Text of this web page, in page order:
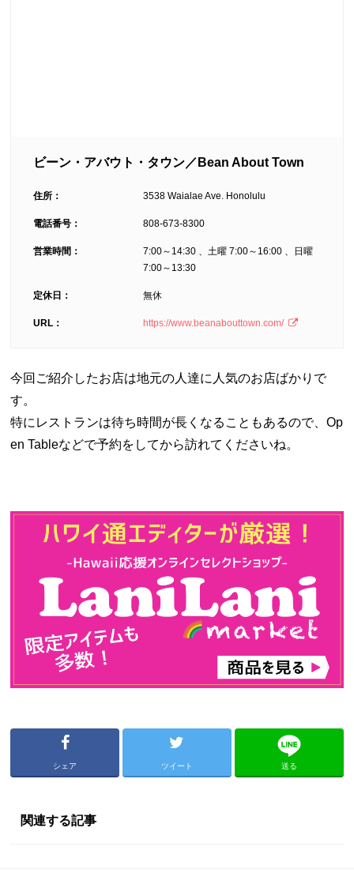
ビーン・アバウト・タウン／Bean About Town
住所： 3538 Waialae Ave. Honolulu
電話番号： 808-673-8300
営業時間：
7:00～14:30 、土曜 7:00～16:00 、日曜
7:00～13:30
定休日： 無休
URL： https://www.beanabouttown.com/
今回ご紹介したお店は地元の人達に人気のお店ばかりで
す。
特にレストランは待ち時間が長くなることもあるので、Op
en Tableなどで予約をしてから訪れてくださいね。
シェア ツイート 送る
関連する記事